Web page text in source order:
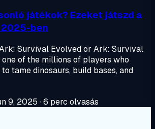
játékok? Ezeket játszd a
ben
Survival Evolved or Ark: Survival
one of the millions of players who
tame dinosaurs, build bases, and
9, 2025 ·6 perc olvasás